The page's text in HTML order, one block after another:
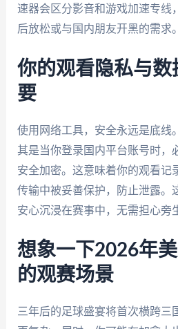
速器会区分影音和游戏加速专线
后放松或与国内朋友开黑的需求。
你的观看隐私与数
要
使用网络工具，安全永远是底线
其是当你登录国内平台账号时，
安全加密。这意味着你的观看记
传输中被妥善保护，防止泄露。
安心沉浸在赛事中，无需担心旁
想象一下2026年
的观赛场景
三年后的足球盛宴将首次横跨三